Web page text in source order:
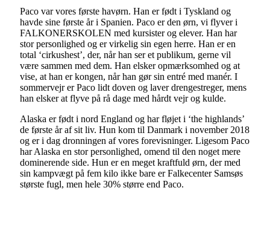
Paco var vores første havørn. Han er født i Tyskland og
havde sine første år i Spanien. Paco er den ørn, vi flyver i
FALKONERSKOLEN med kursister og elever. Han har
stor personlighed og er virkelig sin egen herre. Han er en
total ‘cirkushest’, der, når han ser et publikum, gerne vil
være sammen med dem. Han elsker opmærksomhed og at
vise, at han er kongen, når han gør sin entré med manér. I
sommervejr er Paco lidt doven og laver drengestreger, mens
han elsker at flyve på rå dage med hårdt vejr og kulde.
Alaska er født i nord England og har fløjet i ‘the highlands’
de første år af sit liv. Hun kom til Danmark i november 2018
og er i dag dronningen af vores forevisninger. Ligesom Paco
har Alaska en stor personlighed, omend til den noget mere
dominerende side. Hun er en meget kraftfuld ørn, der med
sin kampvægt på fem kilo ikke bare er Falkecenter Samsøs
største fugl, men hele 30% større end Paco.